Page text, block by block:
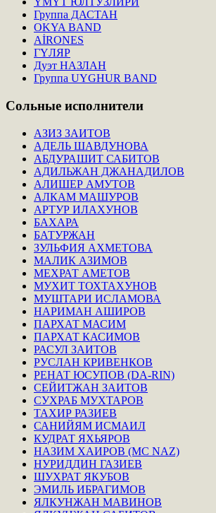
Группа ДАСТАН
OKYA BAND
AİRONES
ГҮЛЯР
Дуэт НАЗЛАН
Группа UYGHUR BAND
Сольные исполнители
АЗИЗ ЗАИТОВ
АДЕЛЬ ШАВДУНОВА
АБДУРАШИТ САБИТОВ
АДИЛЬЖАН ДЖАНАДИЛОВ
АЛИШЕР АМУТОВ
АЛКАМ МАШУРОВ
АРТУР ИЛАХУНОВ
БАХАРА
БАТУРЖАН
ЗУЛЬФИЯ АХМЕТОВА
МАЛИК АЗИМОВ
МЕХРАТ АМЕТОВ
МУХИТ ТОХТАХУНОВ
МУШТАРИ ИСЛАМОВА
НАРИМАН АШИРОВ
ПАРХАТ МАСИМ
ПАРХАТ КАСИМОВ
РАСУЛ ЗАИТОВ
РУСЛАН КРИВЕНКОВ
РЕНАТ ЮСУПОВ (DA-RIN)
СЕЙИТЖАН ЗАИТОВ
СУХРАБ МУХТАРОВ
ТАХИР РАЗИЕВ
САНИЙЯМ ИСМАИЛ
КУДРАТ ЯХЬЯРОВ
НАЗИМ ХАИРОВ (MC NAZ)
НУРИДДИН ГАЗИЕВ
ШУХРАТ ЯКУБОВ
ЭМИЛЬ ИБРАГИМОВ
ЯЛКУНЖАН МАВИНОВ